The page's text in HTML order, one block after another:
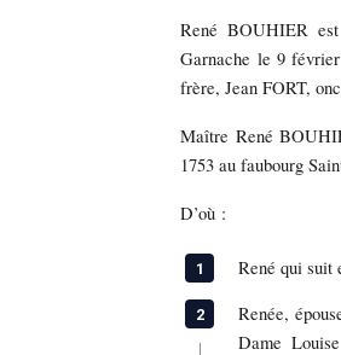
René BOUHIER
Garnache le 9
frère, Jean FORT,
Maître René
1753 au faubourg
D’où :
René qui suit
Renée,
Dame